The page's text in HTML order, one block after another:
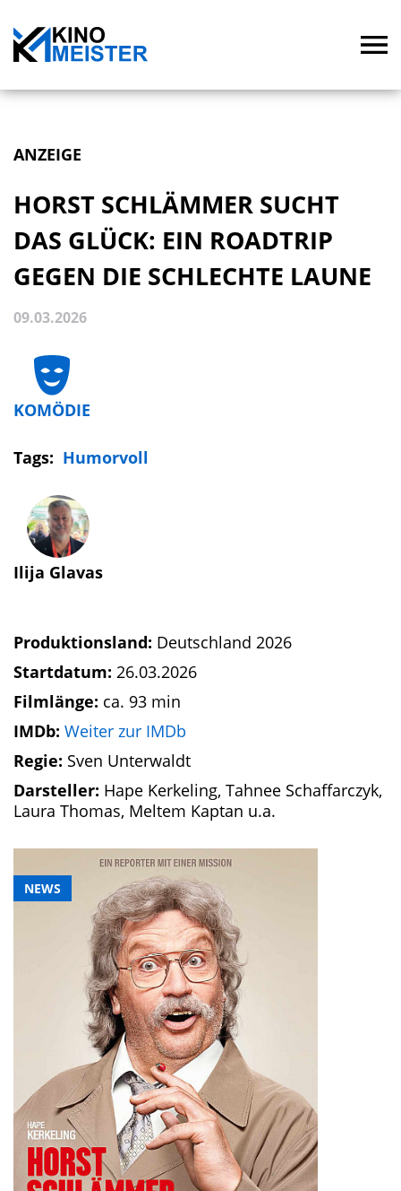
ANZEIGE
NEWS
HORST SCHLÄMMER SUCHT
DAS GLÜCK: EIN ROADTRIP
GEGEN DIE SCHLECHTE LAUNE
09.03.2026
KOMÖDIE
Tags: Humorvoll
Ilija Glavas
Produktionsland: Deutschland 2026
Startdatum: 26.03.2026
Filmlänge: ca. 93 min
IMDb: Weiter zur IMDb
Regie: Sven Unterwaldt
Darsteller: Hape Kerkeling, Tahnee Schaffarczyk,
Laura Thomas, Meltem Kaptan u.a.